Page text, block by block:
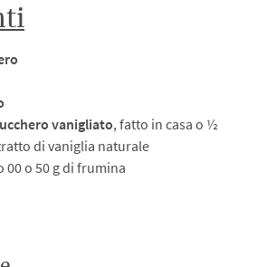
vanigliato, fatto in casa o ½
di vaniglia naturale
00 o 50 g di frumina